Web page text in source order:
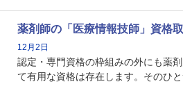
る薬剤師です。現在、感染防止対策
基準に専任の薬剤師配置が挙げられ
後は感染症領域で薬剤師に、より多く
求められる可能性もあります。
薬剤師の「医療情報技師」資格
12月2日
認定・専門資格の枠組みの外にも薬
て有用な資格は存在します。そのひと